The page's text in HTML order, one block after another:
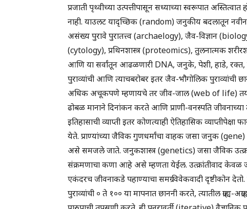
प्रजाती पृथ्वीच्या उत्पत्तीपासून सध्याच्या स्वरूपात
नाही. याउलट यादृच्छिक (random) जनुकीय बदलातून नवीन
असंख्य पुरावे पुरातत्त्व (archaelogy), जैव-विज्ञान
(cytology), प्रथिनशास्त्र (proteomics), तुलनात्मक
आणि या सर्वांतून आढळणारी DNA, जनुके, पेशी, हाडे,
पुराव्यांची आणि त्याचबरोबर इतर जैव-भौगोलिक
अधिक अचूकपणे म्हणायचे तर जीव-जाल (web of life)
ढोबळ मानाने दिनांकन करते आणि प्राणी-वनस्पति
इतिहासाची व्याप्ती इतर कोणत्याही ऐतिहासिक
येते. प्राण्यांच्या जैविक गुणधर्मांचा वाहक जसा जनुक
असे समजले जाते. जनुकशास्त्र (genetics) जसा जैविक
संक्रमणाचा कणा आहे असे म्हणता येईल. उत्क्रांतीवाद केवळ
एकंदरच जीवनाकडे पहाण्याचा समग्र विवेकवादी दृष्टीकोन देतो.
पुराव्यांची ० ते १०० या मापनात छाननी करते, त्यातील ग्राह्य-